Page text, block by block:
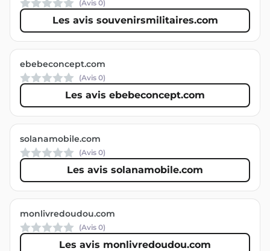
(Avis 0)
Les avis souvenirsmilitaires.com
ebebeconcept.com
(Avis 0)
Les avis ebebeconcept.com
solanamobile.com
(Avis 0)
Les avis solanamobile.com
monlivredoudou.com
(Avis 0)
Les avis monlivredoudou.com